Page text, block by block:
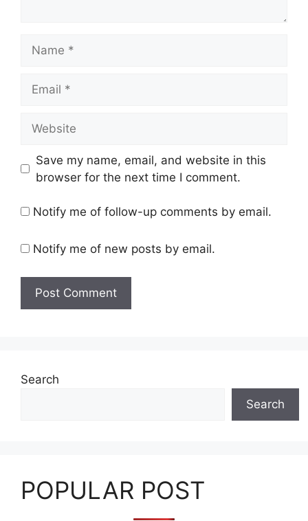
Save my name, email, and website in this
browser for the next time I comment.
Notify me of follow-up comments by email.
Notify me of new posts by email.
Search
Search
POPULAR POST